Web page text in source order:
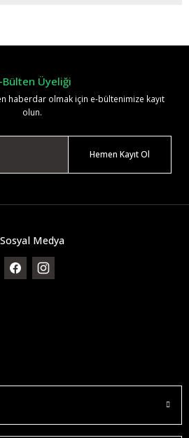
Bülten Üyeliği
haberdar olmak için e-bültenimize kayıt
olun.
Hemen Kayıt Ol
Sosyal Medya